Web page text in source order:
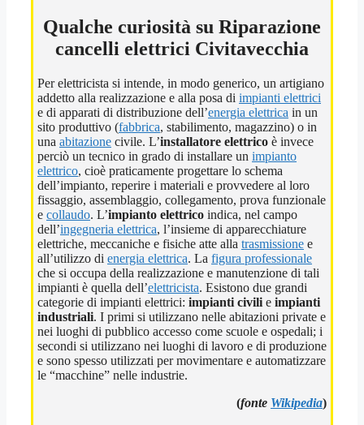
Qualche curiosità su Riparazione
cancelli elettrici Civitavecchia
Per elettricista si intende, in modo generico, un artigiano
addetto alla realizzazione e alla posa di impianti elettrici
e di apparati di distribuzione dell’energia elettrica in un
sito produttivo (fabbrica, stabilimento, magazzino) o in
una abitazione civile. L’installatore elettrico è invece
perciò un tecnico in grado di installare un impianto
elettrico, cioè praticamente progettare lo schema
dell’impianto, reperire i materiali e provvedere al loro
fissaggio, assemblaggio, collegamento, prova funzionale
e collaudo. L’impianto elettrico indica, nel campo
dell’ingegneria elettrica, l’insieme di apparecchiature
elettriche, meccaniche e fisiche atte alla trasmissione e
all’utilizzo di energia elettrica. La figura professionale
che si occupa della realizzazione e manutenzione di tali
impianti è quella dell’elettricista. Esistono due grandi
categorie di impianti elettrici: impianti civili e impianti
industriali. I primi si utilizzano nelle abitazioni private e
nei luoghi di pubblico accesso come scuole e ospedali; i
secondi si utilizzano nei luoghi di lavoro e di produzione
e sono spesso utilizzati per movimentare e automatizzare
le “macchine” nelle industrie.
(fonte Wikipedia)